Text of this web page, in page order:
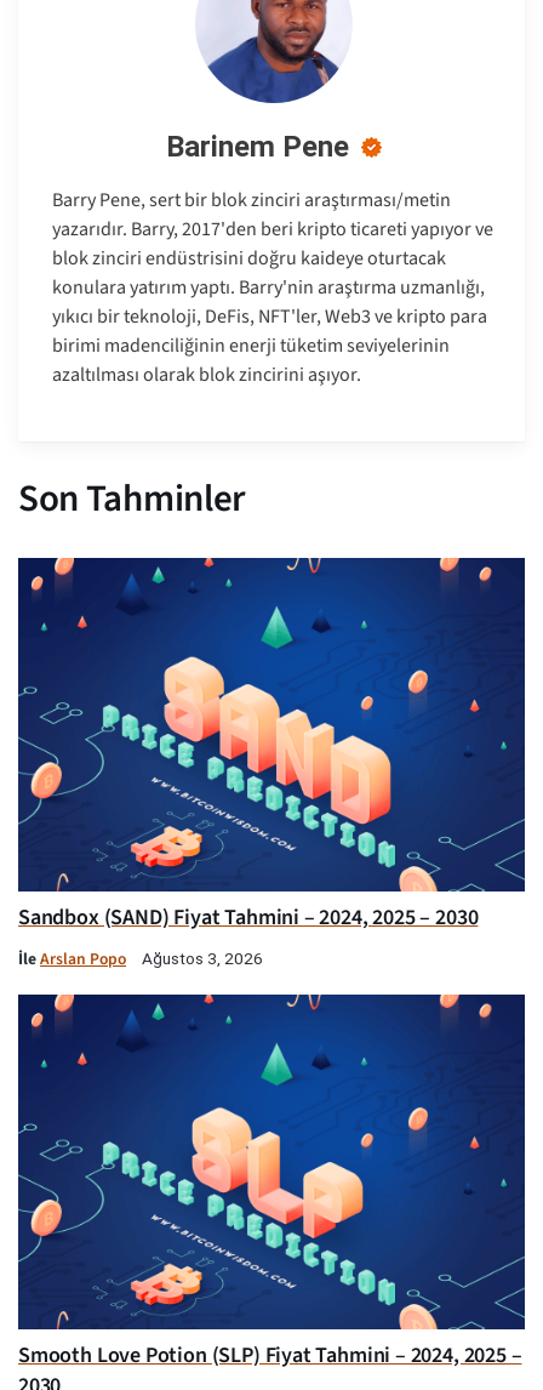
Barinem Pene
Barry Pene, sert bir blok zinciri araştırması/metin
yazarıdır. Barry, 2017'den beri kripto ticareti yapıyor ve
blok zinciri endüstrisini doğru kaideye oturtacak
konulara yatırım yaptı. Barry'nin araştırma uzmanlığı,
yıkıcı bir teknoloji, DeFis, NFT'ler, Web3 ve kripto para
birimi madenciliğinin enerji tüketim seviyelerinin
azaltılması olarak blok zincirini aşıyor.
Son Tahminler
Sandbox (SAND) Fiyat Tahmini – 2024, 2025 – 2030
İleArslan Popo Ağustos 3, 2026
Smooth Love Potion (SLP) Fiyat Tahmini – 2024, 2025 –